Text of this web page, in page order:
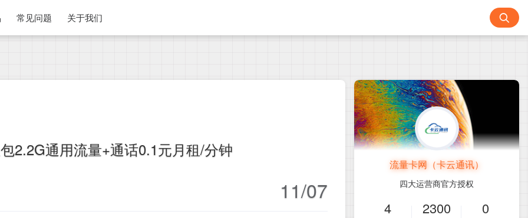
常见问题 关于我们
2.2G通用流量+通话0.1元月租/分钟
11/07
流量卡网（卡云通讯）
四大运营商官方授权
4 2300 0